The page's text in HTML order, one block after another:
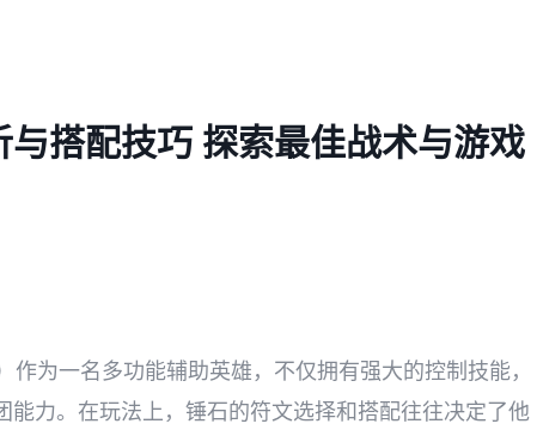
搭配技巧 探索最佳战术与游戏
作为一名多功能辅助英雄，不仅拥有强大的控制技能，
能力。在玩法上，锤石的符文选择和搭配往往决定了他